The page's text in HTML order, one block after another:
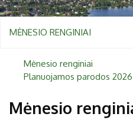
Mėnesio
Vaikams nuo 5
MĖNESIO RENGINIAI
Mėnesio renginiai
Planuojamos parodos
Mėnesio